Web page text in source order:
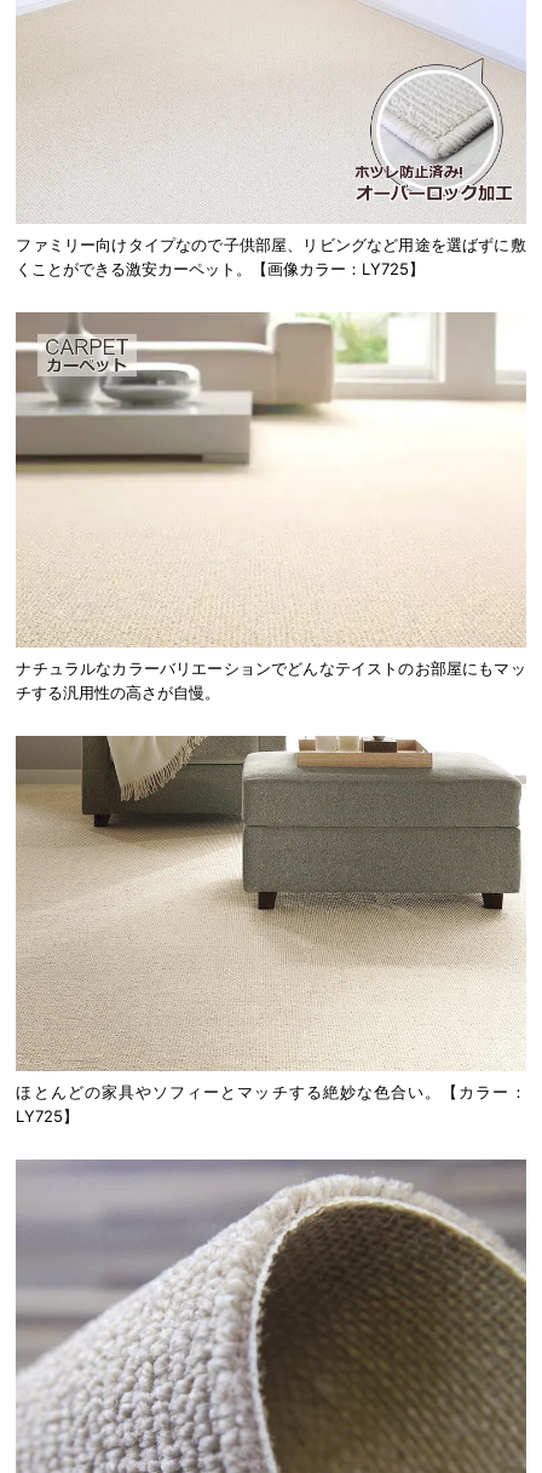
ファミリー向けタイプなので子供部屋、リビングなど用途を選ばずに敷
くことができる激安カーペット。【画像カラー：LY725】
ナチュラルなカラーバリエーションでどんなテイストのお部屋にもマッ
チする汎用性の高さが自慢。
ほとんどの家具やソフィーとマッチする絶妙な色合い。【カラー：
LY725】